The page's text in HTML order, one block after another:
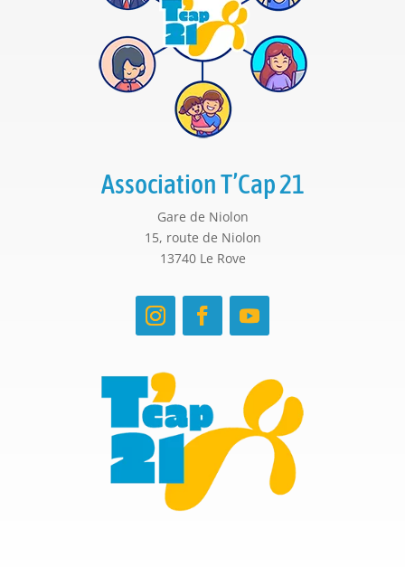
Association T’Cap 21
Gare de Niolon
15, route de Niolon
13740 Le Rove